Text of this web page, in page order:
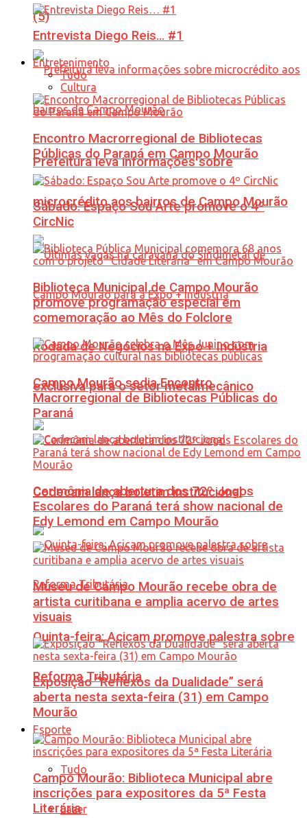
(5)
Prefeitura leva informações sobre
microcrédito aos bairros de Campo Mourão
Rodada de Negócios na Expo + Indústria
exclusiva para o setor metalmecânico
Codecam lança boletim institucional
Quinta-feira: Acicam promove palestra sobre
Reforma Tributária
Esporte
Tudo
Lazer
Entrevista Diego Reis… #1
Entretenimento
Tudo
Cultura
Encontro Macrorregional de Bibliotecas
Públicas do Paraná em Campo Mourão
Sábado: Espaço Sou Arte promove o 4º
CircNic
Biblioteca Municipal de Campo Mourão
promove programação especial em
comemoração ao Mês do Folclore
Campo Mourão sedia Encontro
Macrorregional de Bibliotecas Públicas do
Paraná
Cerimônia de abertura dos 72º Jogos
Escolares do Paraná terá show nacional de
Edy Lemond em Campo Mourão
Museu de Campo Mourão recebe obra de
artista curitibana e amplia acervo de artes
visuais
Exposição “Reflexos da Dualidade” será
aberta nesta sexta-feira (31) em Campo
Mourão
Campo Mourão: Biblioteca Municipal abre
inscrições para expositores da 5ª Festa
Literária